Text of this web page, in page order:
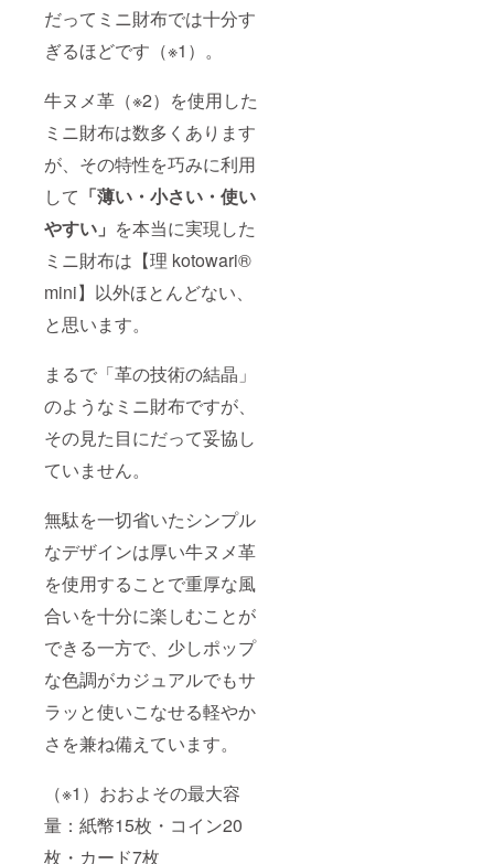
だってミニ財布では十分す
ぎるほどです（※1）。
牛ヌメ革（※2）を使用した
ミニ財布は数多くあります
が、その特性を巧みに利用
して 「薄い・小さい・使い
やすい」 を本当に実現した
ミニ財布は【理 kotowari®
mini】以外ほとんどない、
と思います。
まるで「革の技術の結晶」
のようなミニ財布ですが、
その見た目にだって妥協し
ていません。
無駄を一切省いたシンプル
なデザインは厚い牛ヌメ革
を使用することで重厚な風
合いを十分に楽しむことが
できる一方で、少しポップ
な色調がカジュアルでもサ
ラッと使いこなせる軽やか
さを兼ね備えています。
（※1）おおよその最大容
量：紙幣15枚・コイン20
枚・カード7枚